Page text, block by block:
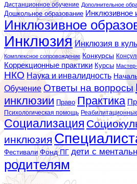
Дистанционное обучение Дополнительное
Дошкольное образование Инклюзивное
Инклюзивное
Инклюзия Инклюзия в
Комплексное сопровождение Конкурсы
Коррекционные практики Курсы
НКО Наука и инвалидность
Обучение Ответы на вопросы
инклюзии Право Практика
Психологическая помощь
Социализация
инклюзия
Фестивали Фонд ПГ дети с
родителям